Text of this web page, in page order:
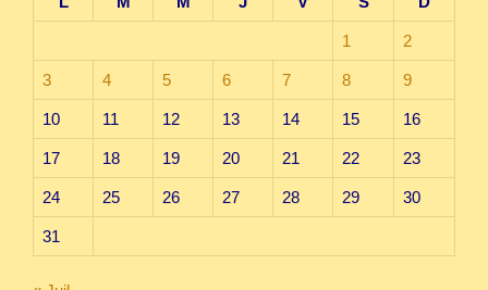
1 2
3 4 5 6 7 8 9
10 11 12 13 14 15 16
17 18 19 20 21 22 23
24 25 26 27 28 29 30
31